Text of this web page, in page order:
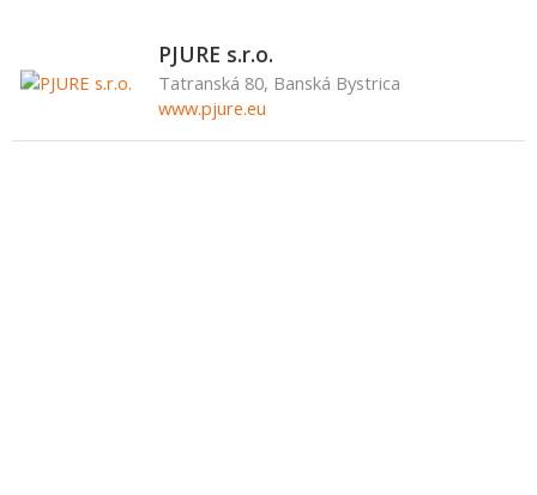
PJURE s.r.o.
Tatranská 80, Banská Bystrica
www.pjure.eu